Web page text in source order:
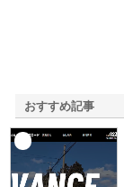
おすすめ記事